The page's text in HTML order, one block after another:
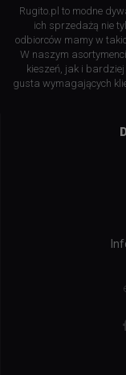
Rugito.pl to modne
ich sprzedażą nie
odbiorców mamy w
W naszym
kieszeń, jak i
gusta wymagających